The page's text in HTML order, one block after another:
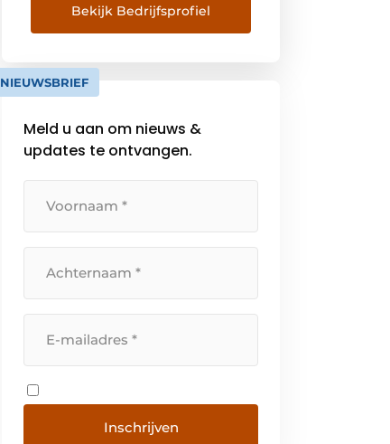
voor alle industrieën en
branches aan. Van Pilz kunt u
verwachten die rekening houdt
met zowel machineveiligheid als
oplossing voor de
automatisering van uw
Bekijk Bedrijfsprofiel
NIEUWSBRIEF
Meld u aan om nieuws &
updates te ontvangen.
Inschrijven